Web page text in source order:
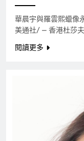
華晨宇與羅雲熙蠟像
美通社/ — 香港杜莎
閱讀更多